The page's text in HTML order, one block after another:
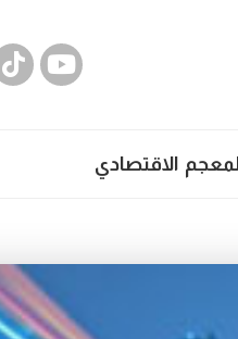
المعجم الاقتصادي